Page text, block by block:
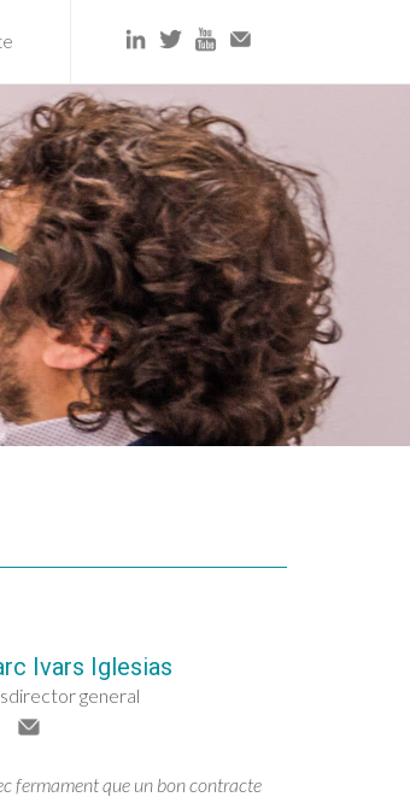
Ivars Iglesias
general
fermament que un bon contracte